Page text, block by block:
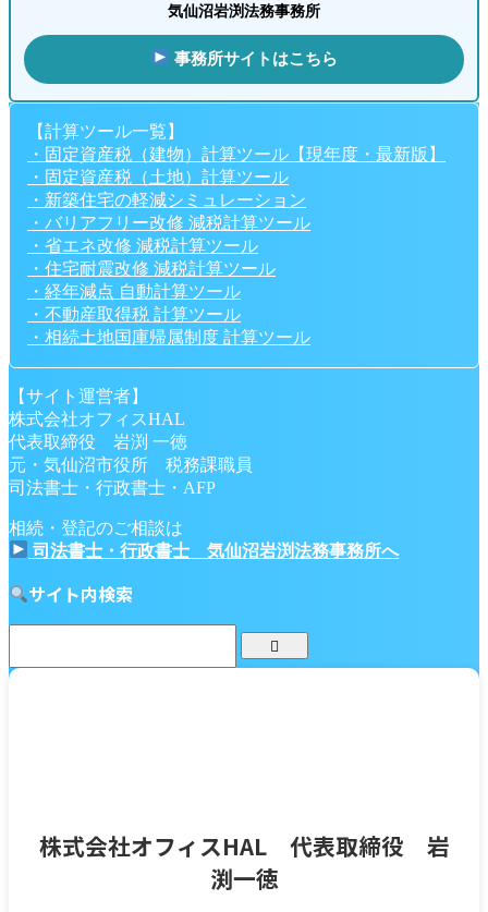
気仙沼岩渕法務事務所
事務所サイトはこちら
【計算ツール一覧】
・固定資産税（建物）計算ツール【現年度・最新版】
・固定資産税（土地）計算ツール
・新築住宅の軽減シミュレーション
・バリアフリー改修 減税計算ツール
・省エネ改修 減税計算ツール
・住宅耐震改修 減税計算ツール
・経年減点 自動計算ツール
・不動産取得税 計算ツール
・相続土地国庫帰属制度 計算ツール
【サイト運営者】
株式会社オフィスHAL
代表取締役 岩渕 一徳
元・気仙沼市役所 税務課職員
司法書士・行政書士・AFP
相続・登記のご相談は
司法書士・行政書士 気仙沼岩渕法務事務所へ
サイト内検索
株式会社オフィスHAL 代表取締役 岩
渕一徳